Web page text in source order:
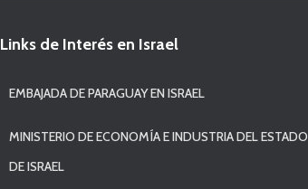
Links de Interés en Israel
EMBAJADA DE PARAGUAY EN ISRAEL
MINISTERIO DE ECONOMÍA E INDUSTRIA DEL ESTADO
DE ISRAEL